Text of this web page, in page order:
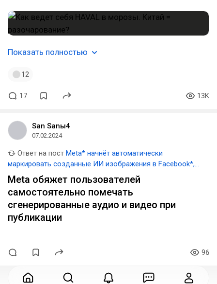
Показать полностью
12
17 13K
San Sanы4
07.02.2024
Ответ на пост Meta* начнёт автоматически
маркировать созданные ИИ изображения в Facebook*,
Instagram* и Threads*
Meta обяжет пользователей
самостоятельно помечать
сгенерированные аудио и видео при
публикации
96